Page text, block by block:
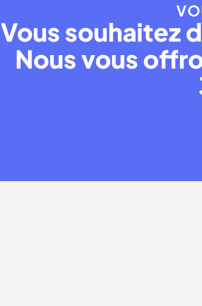
Vous souhaitez
Nous vous